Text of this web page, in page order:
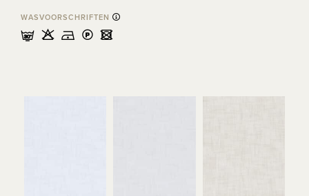
WASVOORSCHRIFTEN
mHDLU